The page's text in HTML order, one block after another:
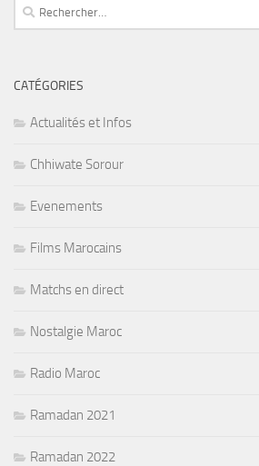
Rechercher :
CATÉGORIES
Actualités et Infos
Chhiwate Sorour
Evenements
Films Marocains
Matchs en direct
Nostalgie Maroc
Radio Maroc
Ramadan 2021
Ramadan 2022